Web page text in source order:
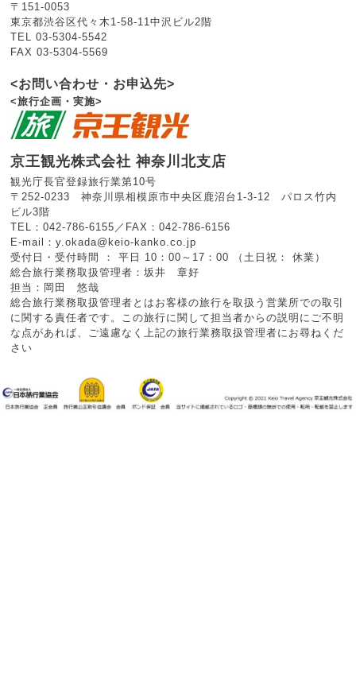
〒151-0053
東京都渋谷区代々木1-58-11中沢ビル2階
TEL 03-5304-5542
FAX 03-5304-5569
<お問い合わせ・お申込先>
<旅行企画・実施>
京王観光株式会社 神奈川北支店
観光庁長官登録旅行業第10号
〒252-0233 神奈川県相模原市中央区鹿沼台1-3-12 パロス竹内
ビル3階
TEL：042-786-6155／FAX：042-786-6156
E-mail： y.okada@keio-kanko.co.jp
受付日・受付時間 ： 平日 10：00～17：00 （土日祝： 休業）
総合旅行業務取扱管理者：坂井 章好
担当：岡田 悠哉
総合旅行業務取扱管理者とはお客様の旅行を取扱う営業所での取引
に関する責任者です。この旅行に関して担当者からの説明にご不明
な点があれば、ご遠慮なく上記の旅行業務取扱管理者にお尋ねくだ
さい